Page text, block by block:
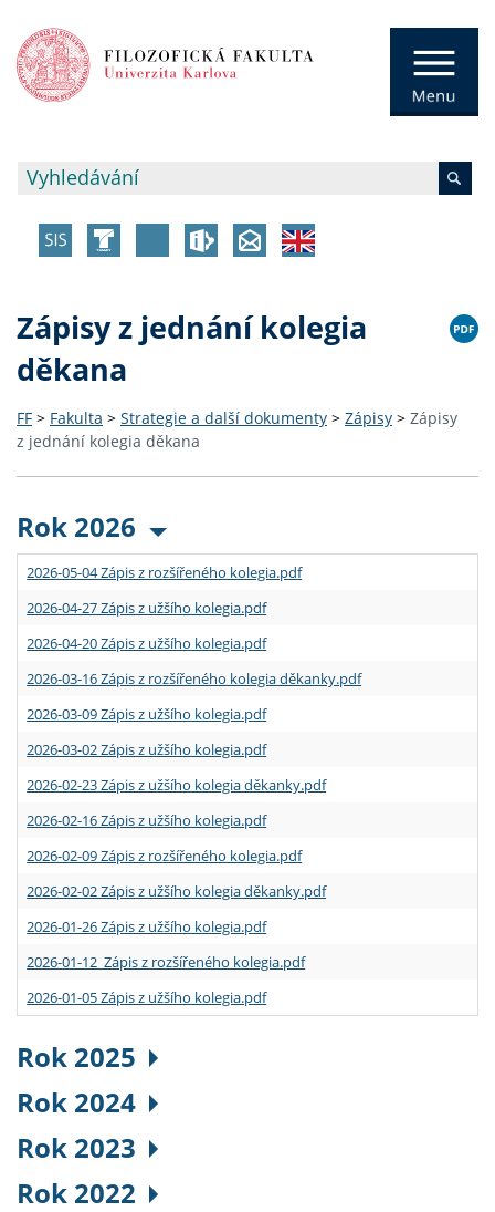
Zápisy z jednání kolegia
děkana
FF > Fakulta > Strategie a další dokumenty > Zápisy > Zápisy
z jednání kolegia děkana
Rok 2026
2026-05-04 Zápis z rozšířeného kolegia.pdf
2026-04-27 Zápis z užšího kolegia.pdf
2026-04-20 Zápis z užšího kolegia.pdf
2026-03-16 Zápis z rozšířeného kolegia děkanky.pdf
2026-03-09 Zápis z užšího kolegia.pdf
2026-03-02 Zápis z užšího kolegia.pdf
2026-02-23 Zápis z užšího kolegia děkanky.pdf
2026-02-16 Zápis z užšího kolegia.pdf
2026-02-09 Zápis z rozšířeného kolegia.pdf
2026-02-02 Zápis z užšího kolegia děkanky.pdf
2026-01-26 Zápis z užšího kolegia.pdf
2026-01-12 Zápis z rozšířeného kolegia.pdf
2026-01-05 Zápis z užšího kolegia.pdf
Rok 2025
Rok 2024
Rok 2023
Rok 2022